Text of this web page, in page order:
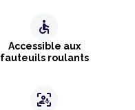
accessible
Accessible aux
fauteuils roulants
frame_person_mic